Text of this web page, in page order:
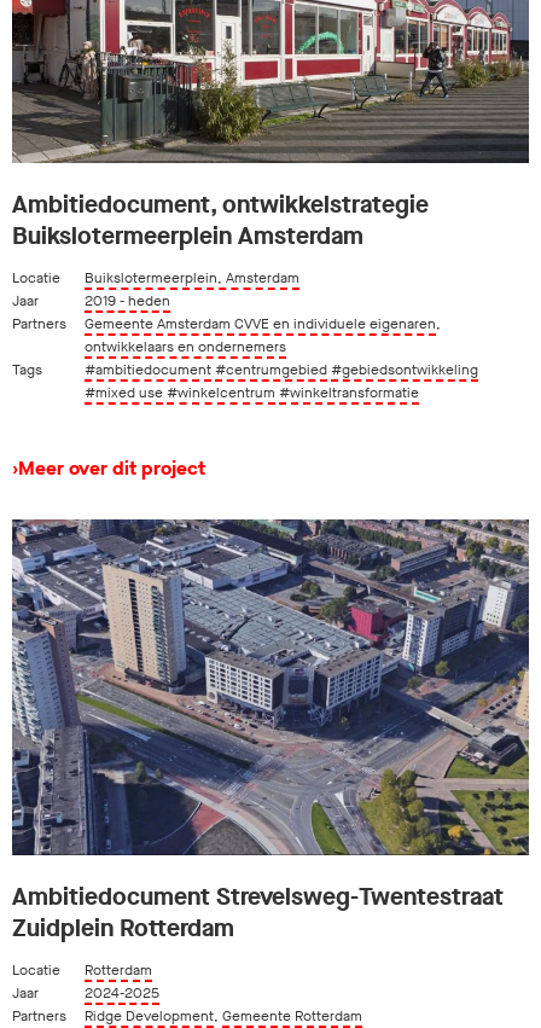
Ambitiedocument, ontwikkelstrategie
Buikslotermeerplein Amsterdam
Locatie
Buikslotermeerplein, Amsterdam
Jaar
2019 - heden
Partners
Gemeente Amsterdam CVVE en individuele eigenaren,
ontwikkelaars en ondernemers
Tags
#ambitiedocument#centrumgebied#gebiedsontwikkeling
#mixed use#winkelcentrum #winkeltransformatie
›Meer over dit project
Ambitiedocument Strevelsweg-Twentestraat
Zuidplein Rotterdam
Locatie
Rotterdam
Jaar
2024-2025
Partners
Ridge Development, Gemeente Rotterdam